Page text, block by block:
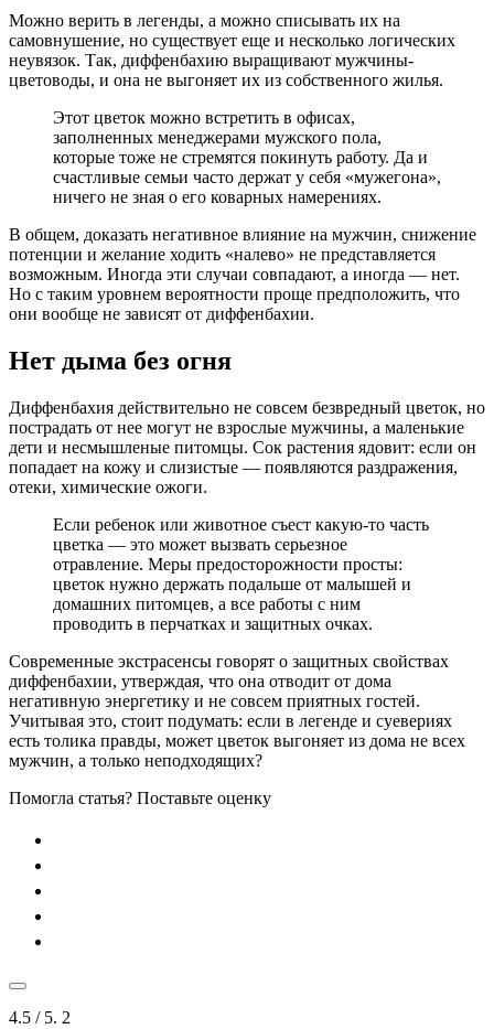
Можно верить в легенды, а можно списывать их на
самовнушение, но существует еще и несколько логических
неувязок. Так, диффенбахию выращивают мужчины-
цветоводы, и она не выгоняет их из собственного жилья.
Этот цветок можно встретить в офисах,
заполненных менеджерами мужского пола,
которые тоже не стремятся покинуть работу. Да и
счастливые семьи часто держат у себя «мужегона»,
ничего не зная о его коварных намерениях.
В общем, доказать негативное влияние на мужчин, снижение
потенции и желание ходить «налево» не представляется
возможным. Иногда эти случаи совпадают, а иногда — нет.
Но с таким уровнем вероятности проще предположить, что
они вообще не зависят от диффенбахии.
Нет дыма без огня
Диффенбахия действительно не совсем безвредный цветок, но
пострадать от нее могут не взрослые мужчины, а маленькие
дети и несмышленые питомцы. Сок растения ядовит: если он
попадает на кожу и слизистые — появляются раздражения,
отеки, химические ожоги.
Если ребенок или животное съест какую-то часть
цветка — это может вызвать серьезное
отравление. Меры предосторожности просты:
цветок нужно держать подальше от малышей и
домашних питомцев, а все работы с ним
проводить в перчатках и защитных очках.
Современные экстрасенсы говорят о защитных свойствах
диффенбахии, утверждая, что она отводит от дома
негативную энергетику и не совсем приятных гостей.
Учитывая это, стоит подумать: если в легенде и суевериях
есть толика правды, может цветок выгоняет из дома не всех
мужчин, а только неподходящих?
Помогла статья? Поставьте оценку
4.5 / 5. 2